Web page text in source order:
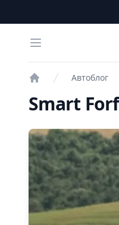
Open menu
Автоблог
Smart